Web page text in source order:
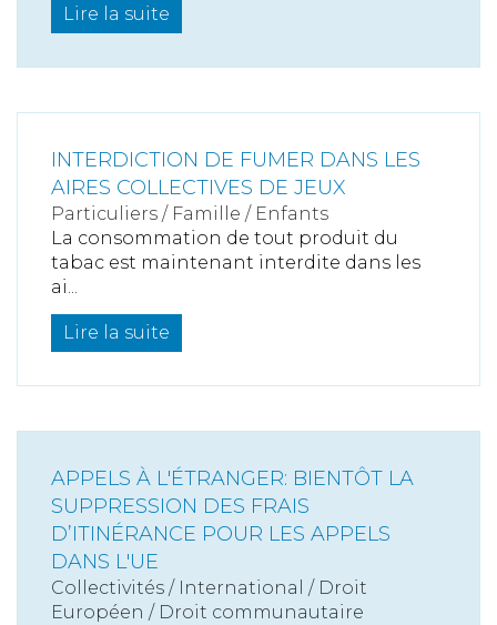
Lire la suite
INTERDICTION DE FUMER DANS LES
AIRES COLLECTIVES DE JEUX
Particuliers / Famille / Enfants
La consommation de tout produit du
tabac est maintenant interdite dans les
ai...
Lire la suite
APPELS À L'ÉTRANGER: BIENTÔT LA
SUPPRESSION DES FRAIS
D’ITINÉRANCE POUR LES APPELS
DANS L'UE
Collectivités / International / Droit
Européen / Droit communautaire